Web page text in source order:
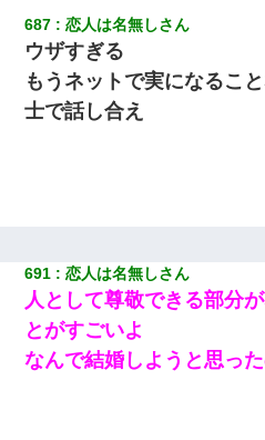
687 恋人は名無しさん
ウザすぎる
もうネットで実になるこ
士で話し合え
691 恋人は名無しさん
人として尊敬できる部分
とがすごいよ
なんで結婚しようと思っ